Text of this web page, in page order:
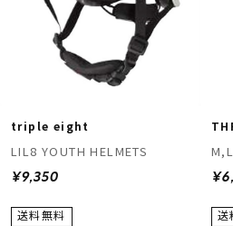
triple eight
LIL8 YOUTH HELMETS
¥9,350